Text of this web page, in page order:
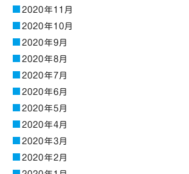
2020年11月
2020年10月
2020年9月
2020年8月
2020年7月
2020年6月
2020年5月
2020年4月
2020年3月
2020年2月